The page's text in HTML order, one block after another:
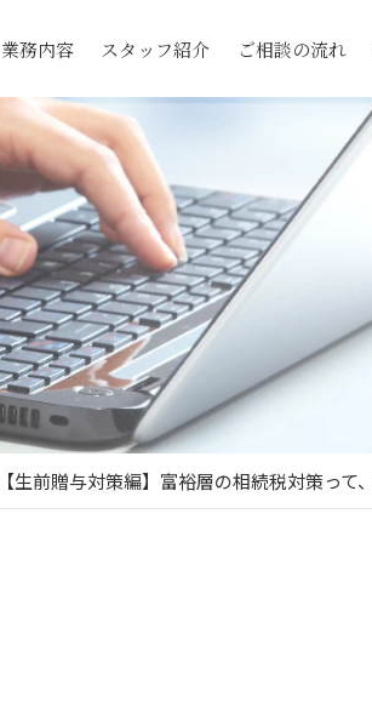
業務内容 スタッフ紹介 ご相談の流れ
生前贈与対策編】富裕層の相続税対策って